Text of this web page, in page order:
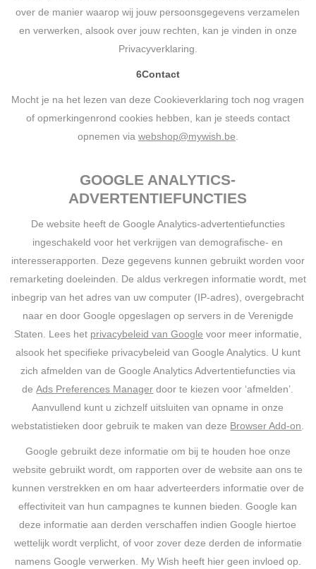
over de manier waarop wij jouw persoonsgegevens verzamelen
en verwerken, alsook over jouw rechten, kan je vinden in onze
Privacyverklaring.
6Contact
Mocht je na het lezen van deze Cookieverklaring toch nog vragen
of opmerkingenrond cookies hebben, kan je steeds contact
opnemen via webshop@mywish.be
GOOGLE ANALYTICS-
ADVERTENTIEFUNCTIES
De website heeft de Google Analytics-advertentiefuncties
ingeschakeld voor het verkrijgen van demografische- en
interesserapporten. Deze gegevens kunnen gebruikt worden voor
remarketing doeleinden. De aldus verkregen informatie wordt, met
inbegrip van het adres van uw computer (IP-adres), overgebracht
naar en door Google opgeslagen op servers in de Verenigde
Staten. Lees het privacybeleid van Google voor meer informatie,
alsook het specifieke privacybeleid van Google Analytics. U kunt
zich afmelden van de Google Analytics Advertentiefuncties via
deAds Preferences Manager door te kiezen voor ‘afmelden’.
Aanvullend kunt u zichzelf uitsluiten van opname in onze
webstatistieken door gebruik te maken van deze Browser Add-on
Google gebruikt deze informatie om bij te houden hoe onze
website gebruikt wordt, om rapporten over de website aan ons te
kunnen verstrekken en om haar adverteerders informatie over de
effectiviteit van hun campagnes te kunnen bieden. Google kan
deze informatie aan derden verschaffen indien Google hiertoe
wettelijk wordt verplicht, of voor zover deze derden de informatie
namens Google verwerken. My Wish heeft hier geen invloed op.